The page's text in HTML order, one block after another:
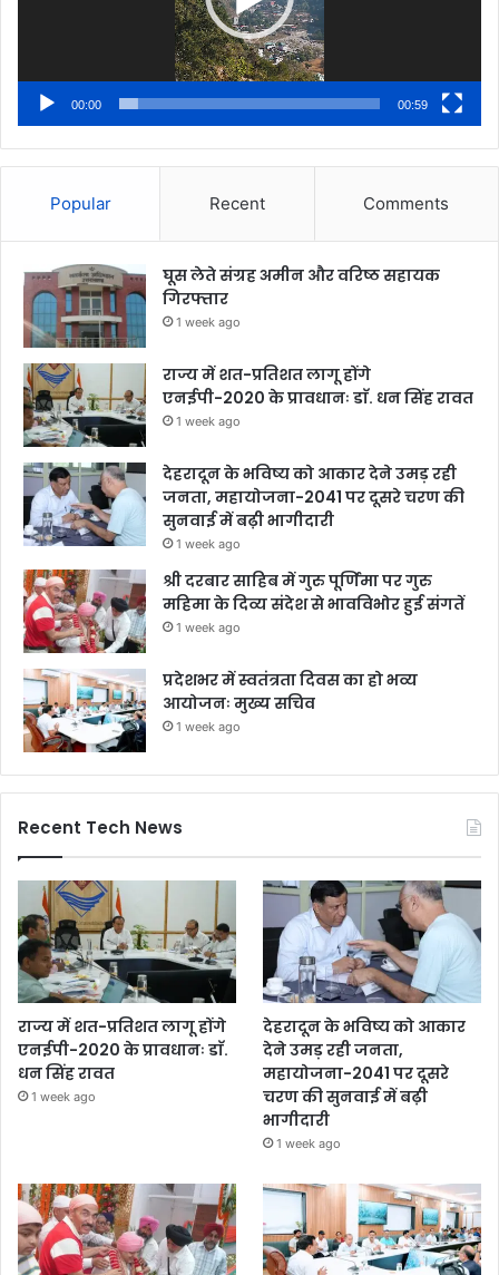
00:00 00:59
Popular Recent Comments
घूस लेते संग्रह अमीन और वरिष्ठ सहायक
गिरफ्तार
1 week ago
राज्य में शत-प्रतिशत लागू होंगे
एनईपी-2020 के प्रावधानः डाॅ. धन सिंह रावत
1 week ago
देहरादून के भविष्य को आकार देने उमड़ रही
जनता, महायोजना-2041 पर दूसरे चरण की
सुनवाई में बढ़ी भागीदारी
1 week ago
श्री दरबार साहिब में गुरु पूर्णिमा पर गुरु
महिमा के दिव्य संदेश से भावविभोर हुई संगतें
1 week ago
प्रदेशभर में स्वतंत्रता दिवस का हो भव्य
आयोजनः मुख्य सचिव
1 week ago
Recent Tech News
राज्य में शत-प्रतिशत लागू होंगे
एनईपी-2020 के प्रावधानः डाॅ.
धन सिंह रावत
1 week ago
देहरादून के भविष्य को आकार
देने उमड़ रही जनता,
महायोजना-2041 पर दूसरे
चरण की सुनवाई में बढ़ी
भागीदारी
1 week ago